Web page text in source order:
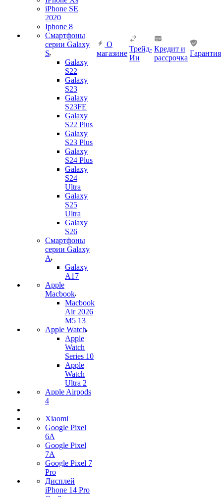
iPhone SE
2020
Iphone 8
Смартфоны
серии Galaxy
S
Galaxy
S22
Galaxy
S23
Galaxy
S23FE
Galaxy
S22 Plus
Galaxy
S23 Plus
Galaxy
S24 Plus
Galaxy
S24
Ultra
Galaxy
S25
Ultra
Galaxy
S26
Смартфоны
серии Galaxy
A
Galaxy
A17
Apple
Macbook
Macbook
Air 2026
M5 13
Apple Watch
Apple
Watch
Series 10
Apple
Watch
Ultra 2
Apple Airpods
4
Xiaomi
Google Pixel
6A
Google Pixel
7А
Google Pixel 7
Pro
Дисплей
iPhone 14 Pro
О
магазине
Трейд-
Ин
Кредит и
рассрочка
Гарантия